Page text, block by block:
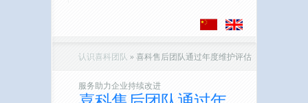
认识喜科团队 » 喜科售后团队通过年度维护评估
服务助力企业持续改进